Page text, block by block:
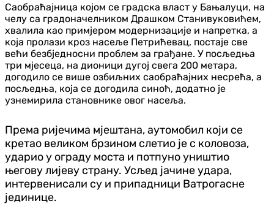
Саобраћајница којом се градска власт у Бањалуци, на
челу са градоначелником Драшком Станивуковићем,
хвалила као примјером модернизације и напретка, а
која пролази кроз насеље Петрићевац, постаје све
већи безбједносни проблем за грађане. У посљедња
три мјесеца, на дионици дугој свега 200 метара,
догодило се више озбиљних саобраћајних несрећа, а
посљедња, која се догодила синоћ, додатно је
узнемирила становнике овог насеља.
Према ријечима мјештана, аутомобил који се
кретао великом брзином слетио је с коловоза,
ударио у ограду моста и потпуно уништио
његову лијеву страну. Усљед јачине удара,
интервенисали су и припадници Ватрогасне
јединице.